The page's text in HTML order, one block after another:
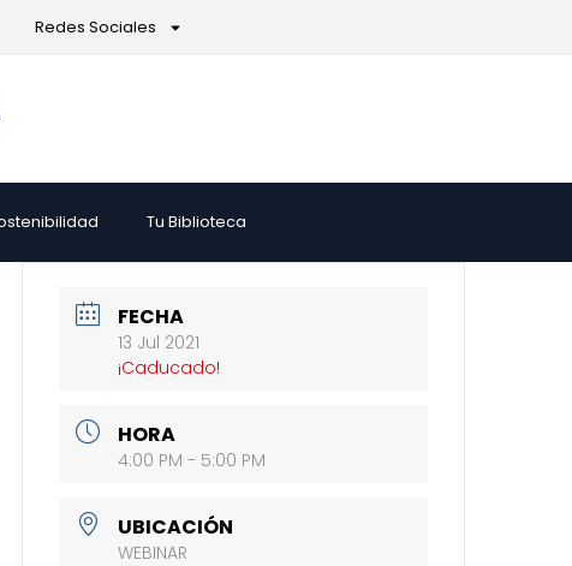
Redes Sociales
Tu Biblioteca
FECHA
13 Jul 2021
¡Caducado!
HORA
4:00 PM - 5:00 PM
UBICACIÓN
WEBINAR